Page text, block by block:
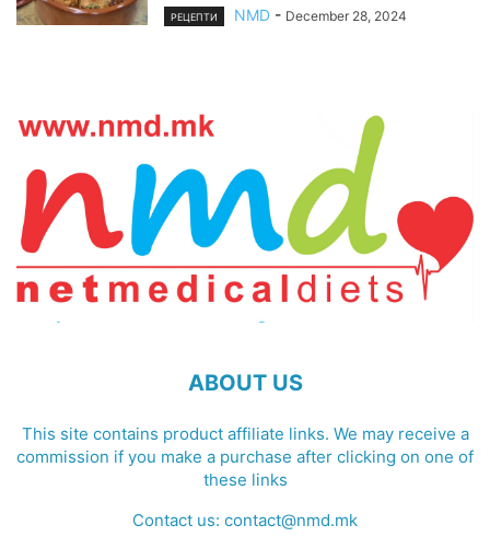
РЕЦЕПТИ NMD - December 28, 2024
ABOUT US
This site contains product affiliate links. We may receive a
commission if you make a purchase after clicking on one of
these links
Contact us: contact@nmd.mk